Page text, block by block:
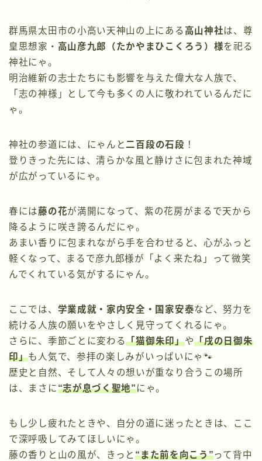
群馬県太田市の小高い天神山の上にある 高山神社は、尊
皇思想家・ 高山彦九郎（たかやまひこくろう）様を祀る
神社にゃ。
明治維新の志士たちにも影響を与えた偉大な人族で、
「志の神様」として今も多くの人に敬われているんだに
ゃ。
神社の参道には、にゃんと二百段の石段 ！
登りきった先には、清らかな風と静けさに包まれた神域
が広がっているにゃ。
春には藤の花が満開になって、紫の花房がまるで天から
降るように咲き誇るんだにゃ。
あまい香りに包まれながら手を合わせると、心がふっと
軽くなって、まるで彦九郎様が「よく来たね」って微笑
んでくれている気がするにゃん。
ここでは、 学業成就・家内安全・国家安泰など、努力を
続ける人族の願いをやさしく見守ってくれるにゃ。
さらに、季節ごとに変わる「猫御朱印」や「戌の日御朱
印」も人気で、参拝の楽しみがいっぱいにゃ🐾
歴史と自然、そして人々の想いが重なり合うこの場所
は、まさに“志が息づく聖地”にゃ。
もし少し疲れたときや、自分の道に迷ったときは、ここ
で深呼吸してみてほしいにゃ。
藤の香りと山の風が、きっと“また前を向こう”って背中